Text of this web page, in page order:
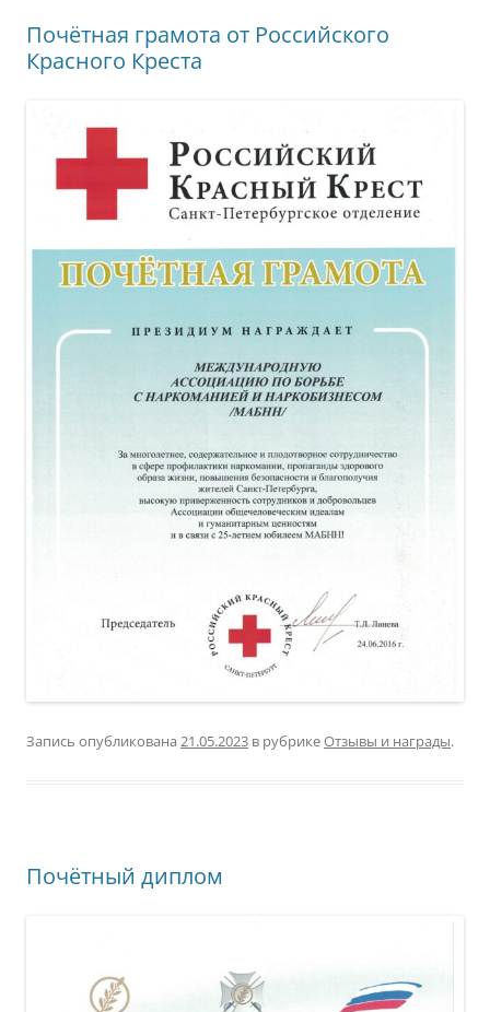
Почётная грамота от Российского
Красного Креста
Запись опубликована 21.05.2023 в рубрикеОтзывы и награды.
Почётный диплом